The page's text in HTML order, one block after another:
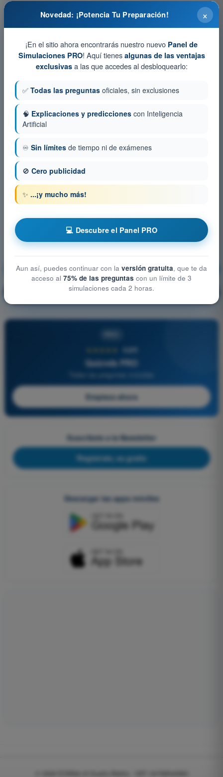
Derecho Aéreo ¡Entrenamiento!
PRO Explicación de la pregunta
4,6/5
Quizvds PRO
Empieza ahora
Suscríbete a la Newsletter
Regístrate, es gratis
Descargar las apps móviles
×
Novedad: ¡Potencia Tu Preparación!
¡En el sitio ahora encontrarás nuestro nuevo Panel de
Simulaciones PRO! Aquí tienes algunas de las ventajas
exclusivasa las que accedes al desbloquearlo:
✅ Todas las preguntas oficiales, sin exclusiones
🧠 Explicaciones y predicciones con Inteligencia
Artificial
♾️ Sin límites de tiempo ni de exámenes
🚫 Cero publicidad
✨ ...¡y mucho más!
💻 Descubre el Panel PRO
Aun así, puedes continuar con la versión gratuita, que te da
acceso al 75% de las preguntas con un límite de 3
simulaciones cada 2 horas.